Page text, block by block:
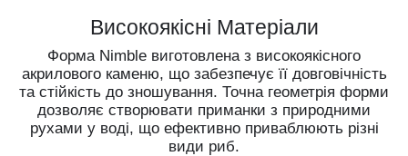
Високоякісні Матеріали
Форма Nimble виготовлена з високоякісного
акрилового каменю, що забезпечує її довговічність
та стійкість до зношування. Точна геометрія форми
дозволяє створювати приманки з природними
рухами у воді, що ефективно приваблюють різні
види риб.